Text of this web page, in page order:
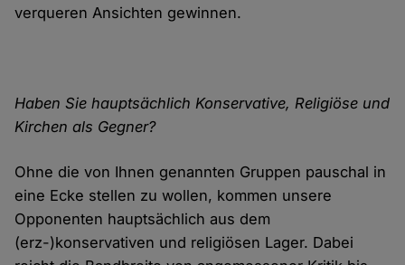
verqueren Ansichten gewinnen.
Haben Sie hauptsächlich Konservative, Religiöse und
Kirchen als Gegner?
Ohne die von Ihnen genannten Gruppen pauschal in
eine Ecke stellen zu wollen, kommen unsere
Opponenten hauptsächlich aus dem
(erz-)konservativen und religiösen Lager. Dabei